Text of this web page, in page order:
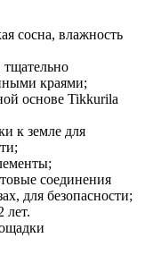
сосна, влажность
тщательно
краями;
основе Tikkurila
к земле для
соединения
для безопасности;
лет.